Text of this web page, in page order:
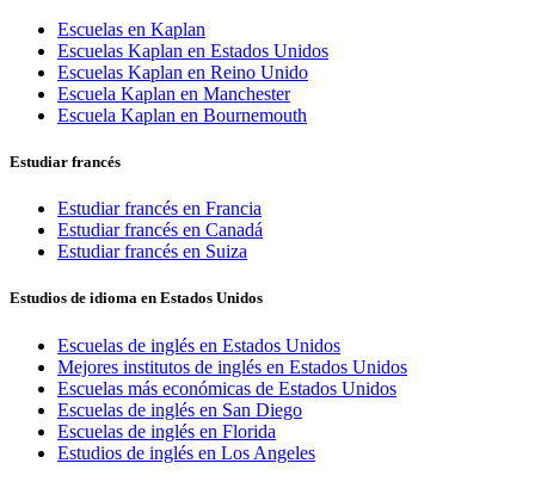
Escuelas en Kaplan
Escuelas Kaplan en Estados Unidos
Escuelas Kaplan en Reino Unido
Escuela Kaplan en Manchester
Escuela Kaplan en Bournemouth
Estudiar francés
Estudiar francés en Francia
Estudiar francés en Canadá
Estudiar francés en Suiza
Estudios de idioma en Estados Unidos
Escuelas de inglés en Estados Unidos
Mejores institutos de inglés en Estados Unidos
Escuelas más económicas de Estados Unidos
Escuelas de inglés en San Diego
Escuelas de inglés en Florida
Estudios de inglés en Los Angeles